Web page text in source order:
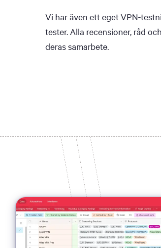
Vi har även ett eget VPN-
tester. Alla recensioner, råd
deras samarbete.